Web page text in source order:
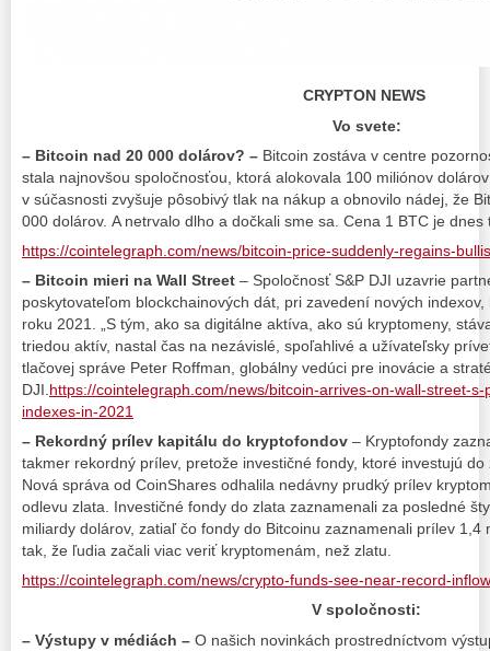
CRYPTON NEWS
Vo svete:
– Bitcoin nad 20 000 dolárov? – Bitcoin zostáva v centre
stala najnovšou spoločnosťou, ktorá alokovala 100 miliónov
v súčasnosti zvyšuje pôsobivý tlak na nákup a obnovilo nádej, že
000 dolárov. A netrvalo dlho a dočkali sme sa. Cena 1 BTC je
https://cointelegraph.com/news/bitcoin-price-suddenly-regains-
– Bitcoin mieri na Wall Street – Spoločnosť S&P DJI uzavrie
poskytovateľom blockchainových dát, pri zavedení nových
roku 2021. „S tým, ako sa digitálne aktíva, ako sú kryptomeny,
triedou aktív, nastal čas na nezávislé, spoľahlivé a užívateľsky
tlačovej správe Peter Roffman, globálny vedúci pre inovácie a
DJI. https://cointelegraph.com/news/bitcoin-arrives-on-wall-street-
indexes-in-2021
– Rekordný prílev kapitálu do kryptofondov – Kryptofondy
takmer rekordný prílev, pretože investičné fondy, ktoré investujú do
Nová správa od CoinShares odhalila nedávny prudký prílev
odlevu zlata. Investičné fondy do zlata zaznamenali za posledné
miliardy dolárov, zatiaľ čo fondy do Bitcoinu zaznamenali prílev 1,4
tak, že ľudia začali viac veriť kryptomenám, než zlatu.
https://cointelegraph.com/news/crypto-funds-see-near-record-
V spoločnosti:
– Výstupy v médiách – O našich novinkách prostredníctvom